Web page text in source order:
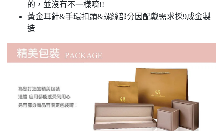
的，並沒有不一樣唷!!
黃金耳針&手環扣頭&螺絲部分因配戴需求採9成金製
造